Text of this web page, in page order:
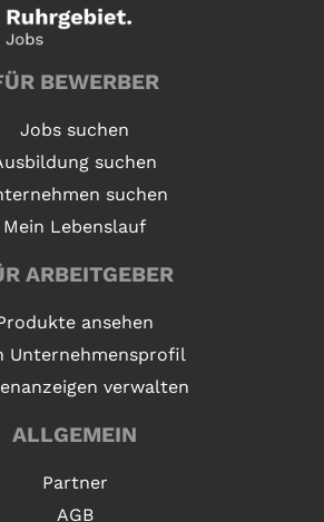
BEWERBER
Jobs suchen
suchen
suchen
Mein Lebenslauf
ARBEITGEBER
ansehen
Unternehmensprofil
verwalten
ALLGEMEIN
Partner
AGB